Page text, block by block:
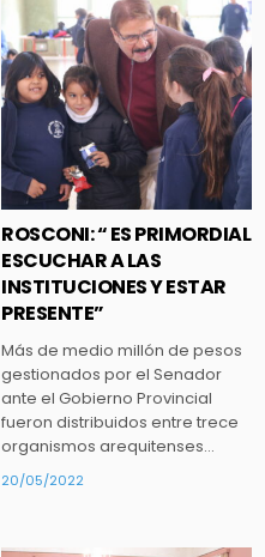
Posted
in
ROSCONI: “ ES PRIMORDIAL
ESCUCHAR A LAS
INSTITUCIONES Y ESTAR
PRESENTE”
Más de medio millón de pesos
gestionados por el Senador
ante el Gobierno Provincial
fueron distribuidos entre trece
organismos arequitenses…
20/05/2022